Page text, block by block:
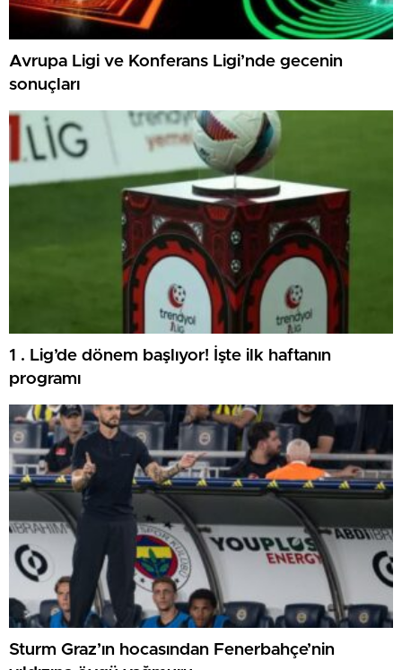
Avrupa Ligi ve Konferans Ligi’nde gecenin
sonuçları
1 . Lig’de dönem başlıyor! İşte ilk haftanın
programı
Sturm Graz’ın hocasından Fenerbahçe’nin